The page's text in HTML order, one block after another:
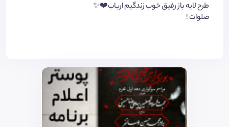
طرح لایه باز رفیق خوب زندگیم ارباب❤️✨
صلوات !